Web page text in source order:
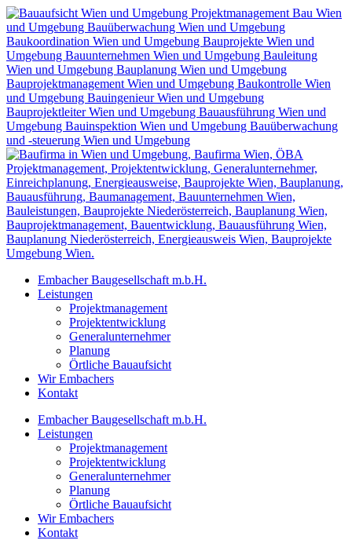
Zum
Inhalt
wechseln
Embacher Baugesellschaft m.b.H.
Leistungen
Projektmanagement
Projektentwicklung
Generalunternehmer
Planung
Örtliche Bauaufsicht
Wir Embachers
Kontakt
Embacher Baugesellschaft m.b.H.
Leistungen
Projektmanagement
Projektentwicklung
Generalunternehmer
Planung
Örtliche Bauaufsicht
Wir Embachers
Kontakt